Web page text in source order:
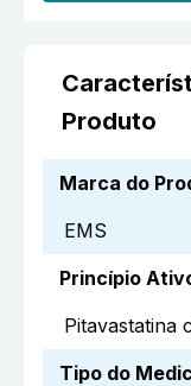
Produto
Marca do
EMS
Princípio
Pitavastatina
Tipo do